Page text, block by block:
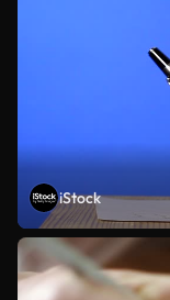
iStock